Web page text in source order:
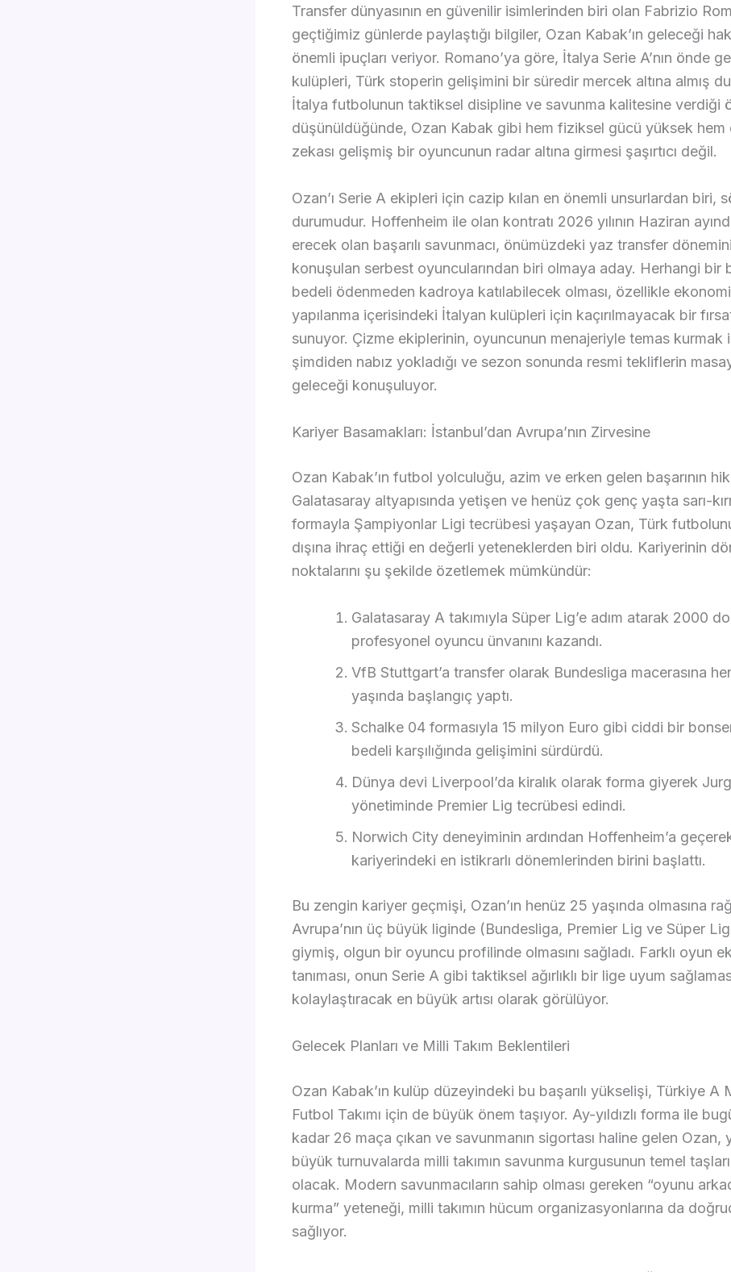
Transfer dünyasının en güvenilir isimlerinden biri olan Fabrizio
geçtiğimiz günlerde paylaştığı bilgiler, Ozan Kabak’ın geleceği
önemli ipuçları veriyor. Romano’ya göre, İtalya Serie A’nın önde
kulüpleri, Türk stoperin gelişimini bir süredir mercek altına almış
İtalya futbolunun taktiksel disipline ve savunma kalitesine verdiği
düşünüldüğünde, Ozan Kabak gibi hem fiziksel gücü yüksek hem
zekası gelişmiş bir oyuncunun radar altına girmesi şaşırtıcı değil.
Ozan’ı Serie A ekipleri için cazip kılan en önemli unsurlardan biri,
durumudur. Hoffenheim ile olan kontratı 2026 yılının Haziran
erecek olan başarılı savunmacı, önümüzdeki yaz transfer
konuşulan serbest oyuncularından biri olmaya aday. Herhangi bir
bedeli ödenmeden kadroya katılabilecek olması, özellikle
yapılanma içerisindeki İtalyan kulüpleri için kaçırılmayacak bir
sunuyor. Çizme ekiplerinin, oyuncunun menajeriyle temas kurmak
şimdiden nabız yokladığı ve sezon sonunda resmi tekliflerin
geleceği konuşuluyor.
Kariyer Basamakları: İstanbul’dan Avrupa’nın Zirvesine
Ozan Kabak’ın futbol yolculuğu, azim ve erken gelen başarının
Galatasaray altyapısında yetişen ve henüz çok genç yaşta sarı-
formayla Şampiyonlar Ligi tecrübesi yaşayan Ozan, Türk
dışına ihraç ettiği en değerli yeteneklerden biri oldu. Kariyerinin
noktalarını şu şekilde özetlemek mümkündür:
Galatasaray A takımıyla Süper Lig’e adım atarak 2000
profesyonel oyuncu ünvanını kazandı.
VfB Stuttgart’a transfer olarak Bundesliga macerasına
yaşında başlangıç yaptı.
Schalke 04 formasıyla 15 milyon Euro gibi ciddi bir
bedeli karşılığında gelişimini sürdürdü.
Dünya devi Liverpool’da kiralık olarak forma giyerek
yönetiminde Premier Lig tecrübesi edindi.
Norwich City deneyiminin ardından Hoffenheim’a
kariyerindeki en istikrarlı dönemlerinden birini başlattı.
Bu zengin kariyer geçmişi, Ozan’ın henüz 25 yaşında olmasına
Avrupa’nın üç büyük liginde (Bundesliga, Premier Lig ve Süper
giymiş, olgun bir oyuncu profilinde olmasını sağladı. Farklı oyun
tanıması, onun Serie A gibi taktiksel ağırlıklı bir lige uyum
kolaylaştıracak en büyük artısı olarak görülüyor.
Gelecek Planları ve Milli Takım Beklentileri
Ozan Kabak’ın kulüp düzeyindeki bu başarılı yükselişi, Türkiye A
Futbol Takımı için de büyük önem taşıyor. Ay-yıldızlı forma ile
kadar 26 maça çıkan ve savunmanın sigortası haline gelen Ozan,
büyük turnuvalarda milli takımın savunma kurgusunun temel
olacak. Modern savunmacıların sahip olması gereken “oyunu
kurma” yeteneği, milli takımın hücum organizasyonlarına da
sağlıyor.